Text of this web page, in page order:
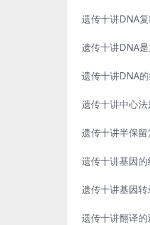
遗传十讲DNA
遗传十讲DNA
遗传十讲DNA
遗传十讲中心
遗传十讲半保
遗传十讲基因
遗传十讲基因
遗传十讲翻译